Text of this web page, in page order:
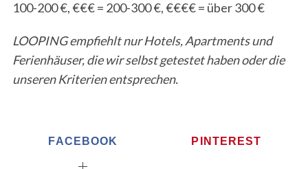
100-200 €, €€€ = 200-300 €, €€€€ = über 300 €
LOOPING empfiehlt nur Hotels, Apartments und
Ferienhäuser, die wir selbst getestet haben oder die
unseren Kriterien entsprechen.
FACEBOOK PINTEREST